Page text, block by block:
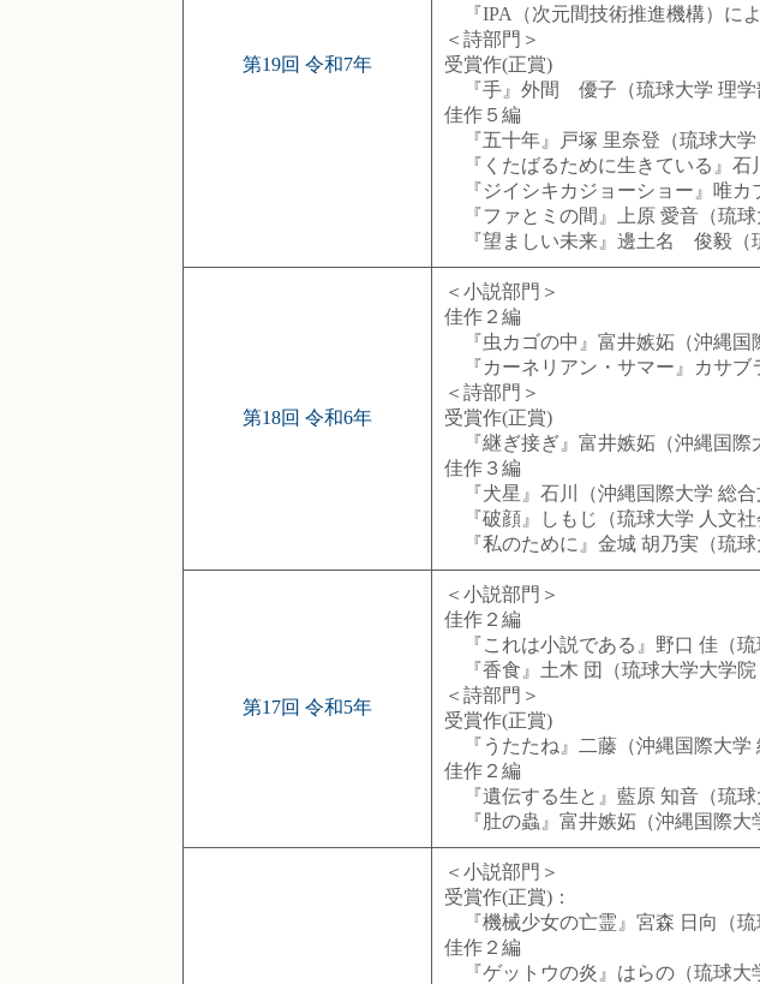
第19回 令和7年
『IPA（次元間技術推進機構）に
＜詩部門＞
受賞作(正賞)
『手』外間 優子（琉球大学 理学
佳作５編
『五十年』戸塚 里奈登（琉球大学
『くたばるために生きている』石
『ジイシキカジョーショー』唯カ
『ファとミの間』上原 愛音（琉球
『望ましい未来』邊土名 俊毅（
第18回 令和6年
＜小説部門＞
佳作２編
『虫カゴの中』富井嫉妬（沖縄国
『カーネリアン・サマー』カサブ
＜詩部門＞
受賞作(正賞)
『継ぎ接ぎ』富井嫉妬（沖縄国際
佳作３編
『犬星』石川（沖縄国際大学 総合
『破顔』しもじ（琉球大学 人文社
『私のために』金城 胡乃実（琉球
第17回 令和5年
＜小説部門＞
佳作２編
『これは小説である』野口 佳（琉
『香食』土木 団（琉球大学大学院
＜詩部門＞
受賞作(正賞)
『うたたね』二藤（沖縄国際大学
佳作２編
『遺伝する生と』藍原 知音（琉球
『肚の蟲』富井嫉妬（沖縄国際大
＜小説部門＞
受賞作(正賞)：
『機械少女の亡霊』宮森 日向（琉
佳作２編
『ゲットウの炎』はらの（琉球大